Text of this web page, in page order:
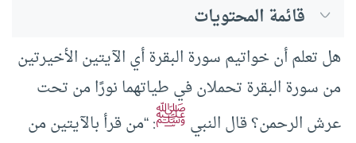
قائمة المحتويات
هل تعلم أن خواتيم سورة البقرة أي الآيتين الأخيرتين
من سورة البقرة تحملان في طياتهما نورًا من تحت
عرش الرحمن؟ قال النبيﷺ: “من قرأ بالآيتين من